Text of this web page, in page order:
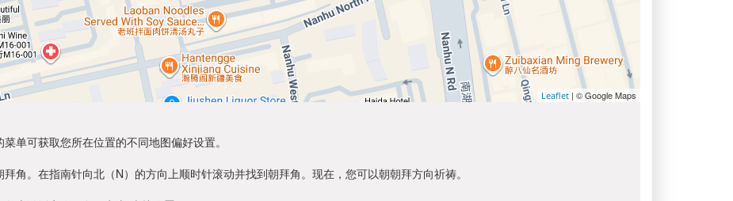
Leaflet | © Google Maps
单可获取您所在位置的不同地图偏好设置。
角。在指南针向北（N）的方向上顺时针滚动并找到朝拜角。现在，您可以朝朝拜方向祈祷。